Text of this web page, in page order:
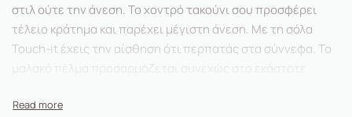
στιλ ούτε την άνεση. Το χοντρό τακούνι σου προσφέρει
τέλειο κράτημα και παρέχει μέγιστη άνεση. Με τη σόλα
Touch-it έχεις την αίσθηση ότι περπατάς στα σύννεφα. Το
προσφέρει πάντα τέλεια άνεση.